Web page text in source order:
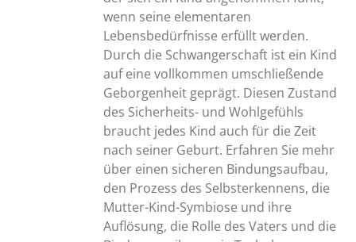
wenn seine elementaren
Lebensbedürfnisse erfüllt werden.
Durch die Schwangerschaft ist ein Kind
auf eine vollkommen umschließende
Geborgenheit geprägt. Diesen Zustand
des Sicherheits- und Wohlgefühls
braucht jedes Kind auch für die Zeit
nach seiner Geburt. Erfahren Sie mehr
über einen sicheren Bindungsaufbau,
den Prozess des Selbsterkennens, die
Mutter-Kind-Symbiose und ihre
Auflösung, die Rolle des Vaters und die